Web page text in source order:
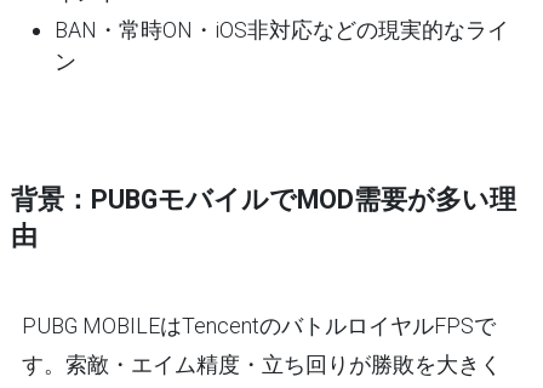
BAN・常時ON・iOS非対応などの現実的なライ
ン
背景：PUBGモバイルでMOD需要が多い理
由
PUBG MOBILEはTencentのバトルロイヤルFPSで
す。索敵・エイム精度・立ち回りが勝敗を大きく